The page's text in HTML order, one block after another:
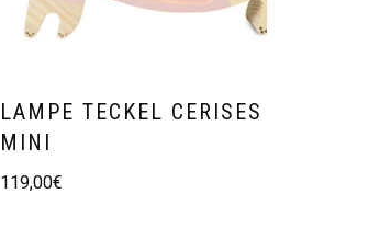
LAMPE TECKEL CERISES
MINI
119,00€